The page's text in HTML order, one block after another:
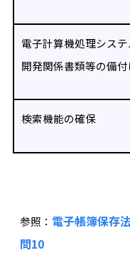
電子計算機処理システ
開発関係書類等の備付
検索機能の確保
参照： 電子帳簿保存
問10